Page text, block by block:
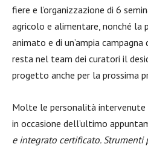
fiere e l’organizzazione di 6
agricolo e alimentare, nonché la
animato e di un’ampia
resta nel team dei curatori il
progetto anche per la prossima
Molte le personalità intervenute
in occasione dell’ultimo
e integrato certificato. Strumenti